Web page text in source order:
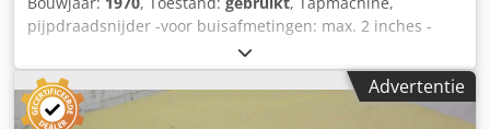
pijpdraadsnijder -voor buisafmetingen: max. 2 inches -
met: snijbek -Snelheid: rpm -Voetschakelaar met
noodstopfunctie Pijpsnijder -Interieur debröding -
Werkingsspanning: 220 volt -Maten: 1200/660/H1250 mm
Dcjdpjd Nadbsfx Aayok -gewicht: 166 kg
Advertentie